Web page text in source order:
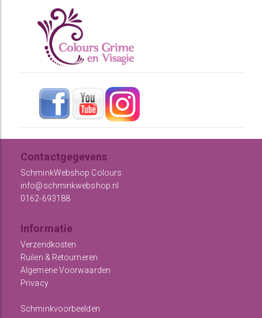
Contactgegevens
SchminkWebshop Colours
info@schminkwebshop.nl
0162-693188
Informatie
Verzendkosten
Ruilen & Retourneren
Algemene Voorwaarden
Privacy
Schminkvoorbeelden